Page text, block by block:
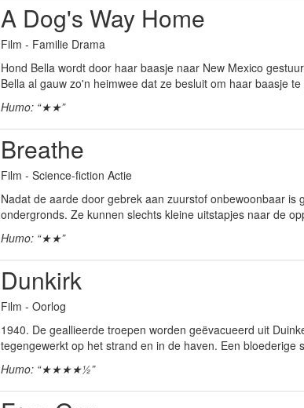
A Dog's Way Home
Film - Familie Drama
Hond Bella wordt door haar baasje naar New Mexico
Bella al gauw zo'n heimwee dat ze besluit om haar baasje
Humo: “★★”
Breathe
Film - Science-fiction Actie
Nadat de aarde door gebrek aan zuurstof onbewoonbaar
ondergronds. Ze kunnen slechts kleine uitstapjes naar de
Humo: “★★”
Dunkirk
Film - Oorlog
1940. De geallieerde troepen worden geëvacueerd uit
tegengewerkt op het strand en in de haven. Een bloederige
Humo: “★★★★½”